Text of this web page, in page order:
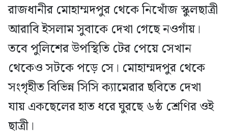
রাজধানীর মোহাম্মদপুর থেকে নিখোঁজ স্কুলছাত্রী
আরাবি ইসলাম সুবাকে দেখা গেছে নওগাঁয়।
তবে পুলিশের উপস্থিতি টের পেয়ে সেখান
থেকেও সটকে পড়ে সে। মোহাম্মদপুর থেকে
সংগৃহীত বিভিন্ন সিসি ক্যামেরার ছবিতে দেখা
যায় একছেলের হাত ধরে ঘুরছে ৬ষ্ঠ শ্রেণির ওই
ছাত্রী।